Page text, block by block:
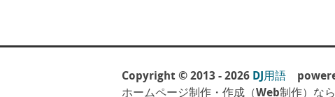
Copyright © 2013 - 2026 DJ用語
ホームページ制作・作成（Web制作）な